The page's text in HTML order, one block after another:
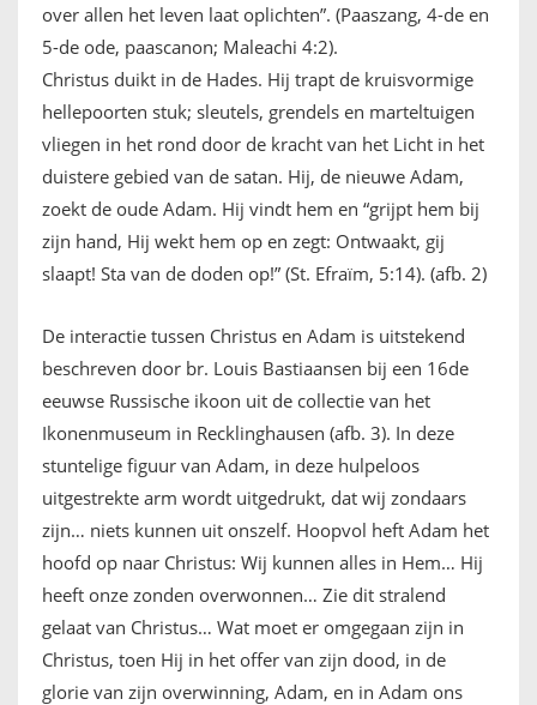
over allen het leven laat oplichten”. (Paaszang, 4-de en
5-de ode, paascanon; Maleachi 4:2).
Christus duikt in de Hades. Hij trapt de kruisvormige
hellepoorten stuk; sleutels, grendels en marteltuigen
vliegen in het rond door de kracht van het Licht in het
duistere gebied van de satan. Hij, de nieuwe Adam,
zoekt de oude Adam. Hij vindt hem en “grijpt hem bij
zijn hand, Hij wekt hem op en zegt: Ontwaakt, gij
slaapt! Sta van de doden op!” (St. Efraïm, 5:14). (afb. 2)
De interactie tussen Christus en Adam is uitstekend
beschreven door br. Louis Bastiaansen bij een 16de
eeuwse Russische ikoon uit de collectie van het
Ikonenmuseum in Recklinghausen (afb. 3). In deze
stuntelige figuur van Adam, in deze hulpeloos
uitgestrekte arm wordt uitgedrukt, dat wij zondaars
zijn… niets kunnen uit onszelf. Hoopvol heft Adam het
hoofd op naar Christus: Wij kunnen alles in Hem… Hij
heeft onze zonden overwonnen… Zie dit stralend
gelaat van Christus… Wat moet er omgegaan zijn in
Christus, toen Hij in het offer van zijn dood, in de
glorie van zijn overwinning, Adam, en in Adam ons